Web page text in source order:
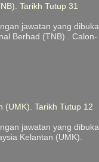
Tarikh Tutup 31
jawatan yang dibuka
Berhad (TNB) . Calon-
(UMK). Tarikh Tutup 12
jawatan yang dibuka
Kelantan (UMK).